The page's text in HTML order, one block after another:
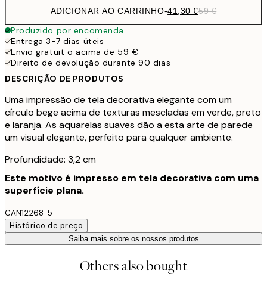
ADICIONAR AO CARRINHO-41,30 €59 €
Produzido por encomenda
Entrega 3-7 dias úteis
Envio gratuit o acima de 59 €
Direito de devolução durante 90 dias
DESCRIÇÃO DE PRODUTOS
Uma impressão de tela decorativa elegante com um
círculo bege acima de texturas mescladas em verde, preto
e laranja. As aquarelas suaves dão a esta arte de parede
um visual elegante, perfeito para qualquer ambiente.
Profundidade: 3,2 cm
Este motivo é impresso em tela decorativa com uma
superfície plana.
CAN12268-5
Histórico de preço
Saiba mais sobre os nossos produtos
Others also bought